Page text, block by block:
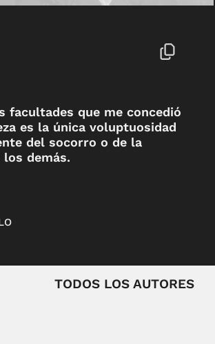
facultades que me concedió
es la única voluptuosidad
del socorro o de la
demás.
TODOS LOS AUTORES